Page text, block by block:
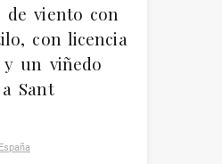
viento con
con licencia
y un viñedo
Sant